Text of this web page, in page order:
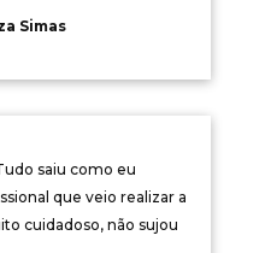
Simas
saiu como eu
que veio realizar a
cuidadoso, não sujou